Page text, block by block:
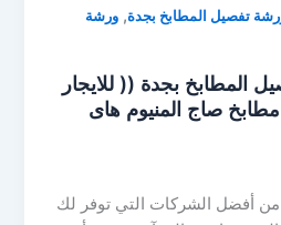
تفصيل المطابخ بجدة,ورشة
المطابخ بجدة (( للايجار
)) مطابخ صاج المنيوم هاى
أفضل الشركات التي توفر لك